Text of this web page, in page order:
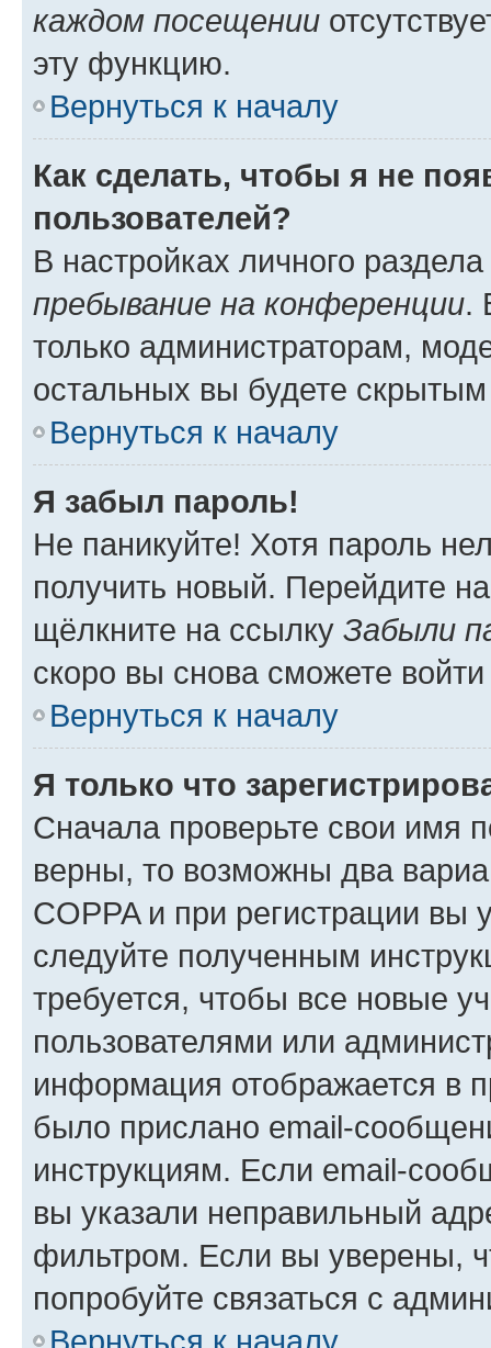
каждом посещении
эту функцию.
Вернуться к началу
Как сделать, чтобы я не
пользователей?
В настройках личного
пребывание на конференции.
только администраторам,
остальных вы будете
Вернуться к началу
Я забыл пароль!
Не паникуйте! Хотя пароль
получить новый. Перейдите
щёлкните на ссылку Забыли
скоро вы снова сможете
Вернуться к началу
Я только что
Сначала проверьте свои имя
верны, то возможны два
COPPA и при регистрации вы
следуйте полученным
требуется, чтобы все новые
пользователями или
информация отображается в
было прислано email-
инструкциям. Если email-
вы указали неправильный
фильтром. Если вы уверены,
попробуйте связаться с
Вернуться к началу